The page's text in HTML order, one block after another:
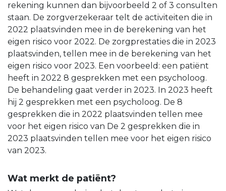
rekening kunnen dan bijvoorbeeld 2 of 3 consulten
staan. De zorgverzekeraar telt de activiteiten die in
2022 plaatsvinden mee in de berekening van het
eigen risico voor 2022. De zorgprestaties die in 2023
plaatsvinden, tellen mee in de berekening van het
eigen risico voor 2023. Een voorbeeld: een patiënt
heeft in 2022 8 gesprekken met een psycholoog.
De behandeling gaat verder in 2023. In 2023 heeft
hij 2 gesprekken met een psycholoog. De 8
gesprekken die in 2022 plaatsvinden tellen mee
voor het eigen risico van De 2 gesprekken die in
2023 plaatsvinden tellen mee voor het eigen risico
van 2023.
Wat merkt de patiënt?